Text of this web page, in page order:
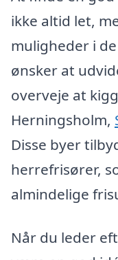
ikke altid let,
muligheder i
ønsker at
overveje at
Herningsholm,
Disse byer
herrefrisører,
almindelige
Når du leder